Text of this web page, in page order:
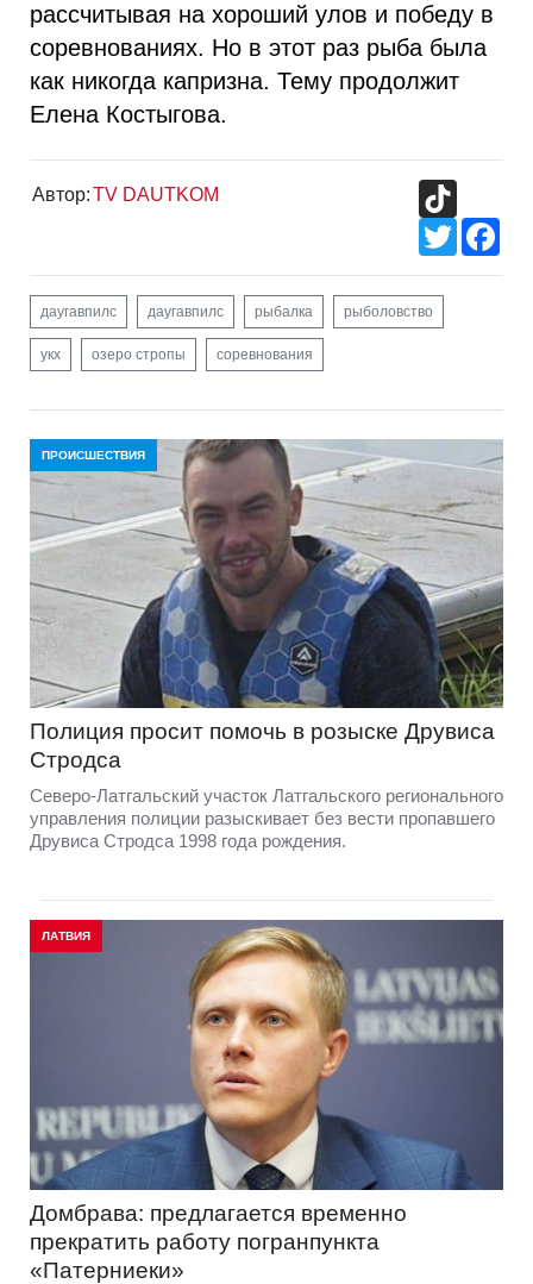
рассчитывая на хороший улов и победу в
соревнованиях. Но в этот раз рыба была
как никогда капризна. Тему продолжит
Елена Костыгова.
Автор:TV DAUTKOM
Twitter
даугавпилс даугавпилс рыбалка рыболовство
укх озеро стропы соревнования
ПРОИСШЕСТВИЯ
Полиция просит помочь в розыске Друвиса
Стродса
Северо-Латгальский участок Латгальского регионального
управления полиции разыскивает без вести пропавшего
Друвиса Стродса 1998 года рождения.
ЛАТВИЯ
Домбрава: предлагается временно
прекратить работу погранпункта
«Патерниеки»